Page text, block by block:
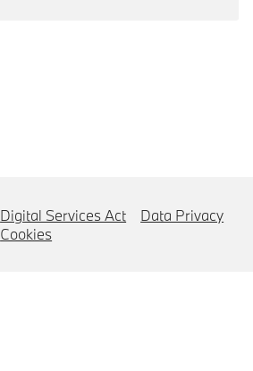
Digital Services Act
Data Privacy
Cookies